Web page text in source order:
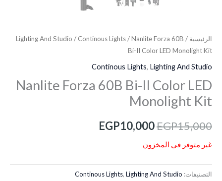
الرئيسية /
Lighting And Studio / Continous Lights/ Nanlite Forza 60B
Bi-II Color LED Monolight Kit
Continous Lights, Lighting And Studio
Nanlite Forza 60B Bi-II Color LED
Monolight Kit
EGP15,000
EGP10,000
غير متوفر في المخزون
التصنيفات: Continous Lights, Lighting And Studio